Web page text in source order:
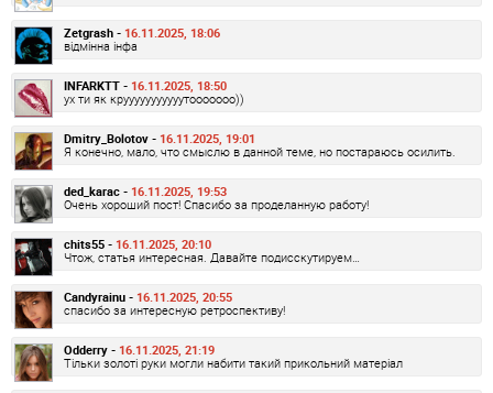
Zetgrash - 16.11.2025, 18:06
відмінна інфа
INFARKTT - 16.11.2025, 18:50
ух ти як крууууууууууутооооооо))
Dmitry_Bolotov - 16.11.2025, 19:01
Я конечно, мало, что смыслю в данной теме, но постараюсь осилить.
ded_karac - 16.11.2025, 19:53
Очень хороший пост! Спасибо за проделанную работу!
chits55 - 16.11.2025, 20:10
Чтож, статья интересная. Давайте подисскутируем…
Candyrainu - 16.11.2025, 20:55
спасибо за интересную ретроспективу!
Odderry - 16.11.2025, 21:19
Тільки золоті руки могли набити такий прикольний матеріал